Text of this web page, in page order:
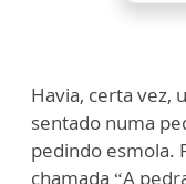
Havia, certa vez,
sentado numa
pedindo esmola.
chamada “A